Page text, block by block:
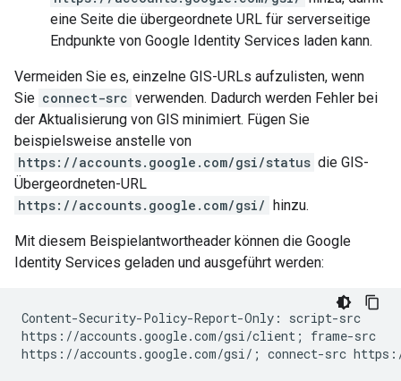
eine Seite die übergeordnete URL für serverseitige
Endpunkte von Google Identity Services laden kann.
Vermeiden Sie es, einzelne GIS-URLs aufzulisten, wenn
Sie connect-src verwenden. Dadurch werden Fehler bei
der Aktualisierung von GIS minimiert. Fügen Sie
beispielsweise anstelle von
https://accounts.google.com/gsi/status die GIS-
Übergeordneten-URL
https://accounts.google.com/gsi/ hinzu.
Mit diesem Beispielantwortheader können die Google
Identity Services geladen und ausgeführt werden:
Content-Security-Policy-Report-Only: script-src
https://accounts.google.com/gsi/client; frame-src